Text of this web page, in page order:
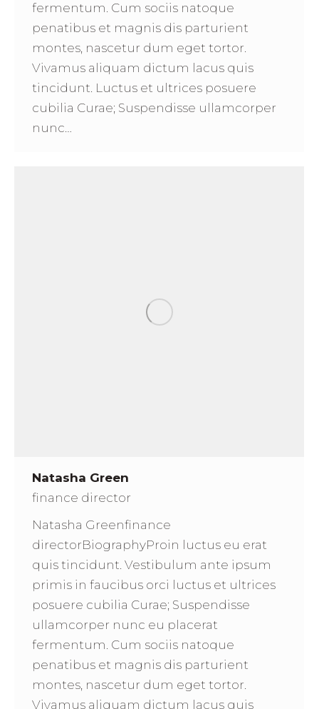
fermentum. Cum sociis natoque
penatibus et magnis dis parturient
montes, nascetur dum eget tortor.
Vivamus aliquam dictum lacus quis
tincidunt. Luctus et ultrices posuere
cubilia Curae; Suspendisse ullamcorper
nunc…
Natasha Green
finance director
Natasha Greenfinance
directorBiographyProin luctus eu erat
quis tincidunt. Vestibulum ante ipsum
primis in faucibus orci luctus et ultrices
posuere cubilia Curae; Suspendisse
ullamcorper nunc eu placerat
fermentum. Cum sociis natoque
penatibus et magnis dis parturient
montes, nascetur dum eget tortor.
Vivamus aliquam dictum lacus quis